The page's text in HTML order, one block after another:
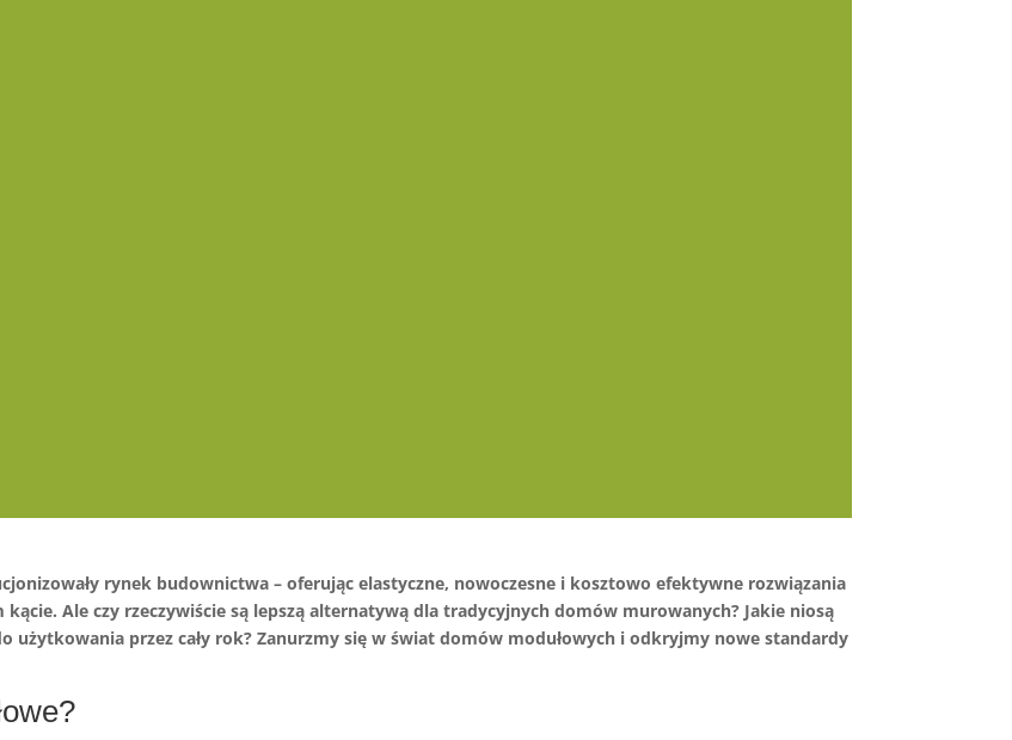
rynek budownictwa – oferując elastyczne, nowoczesne i kosztowo efektywne rozwiązania
Ale czy rzeczywiście są lepszą alternatywą dla tradycyjnych domów murowanych? Jakie niosą
użytkowania przez cały rok? Zanurzmy się w świat domów modułowych i odkryjmy nowe standardy